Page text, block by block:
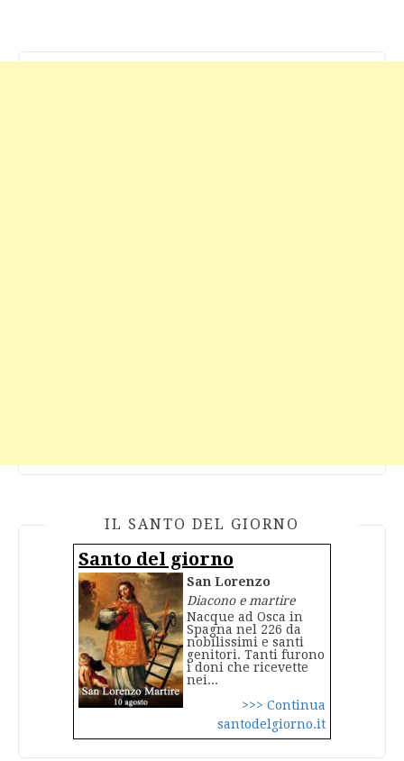
IL SANTO DEL GIORNO
Santo del giorno
San Lorenzo
Diacono e martire
Nacque ad Osca in
Spagna nel 226 da
nobilissimi e santi
genitori. Tanti furono
i doni che ricevette
nei...
>>> Continua
santodelgiorno.it